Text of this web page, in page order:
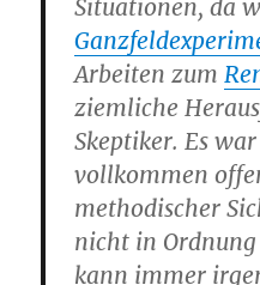
Situationen, da
Arbeiten zum
ziemliche
Skeptiker. Es
vollkommen
methodischer
nicht in
kann immer